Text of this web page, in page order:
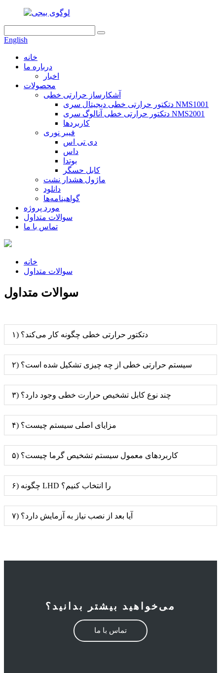
English
خانه
درباره ما
اخبار
محصولات
آشکارساز حرارتی خطی
دتکتور حرارتی خطی دیجیتال سری NMS1001
دتکتور حرارتی خطی آنالوگ سری NMS2001
کاربردها
فیبر نوری
دی تی اس
داس
بوتدا
کابل حسگر
ماژول هشدار نشت
دانلود
گواهینامه‌ها
مورد پروژه
سوالات متداول
تماس با ما
خانه
سوالات متداول
سوالات متداول
۱) دتکتور حرارتی خطی چگونه کار می‌کند؟
۲) سیستم حرارتی خطی از چه چیزی تشکیل شده است؟
۳) چند نوع کابل تشخیص حرارت خطی وجود دارد؟
۴) مزایای اصلی سیستم چیست؟
۵) کاربردهای معمول سیستم تشخیص گرما چیست؟
۶) چگونه LHD را انتخاب کنیم؟
۷) آیا بعد از نصب نیاز به آزمایش دارد؟
می‌خواهید بیشتر بدانید؟
تماس با ما